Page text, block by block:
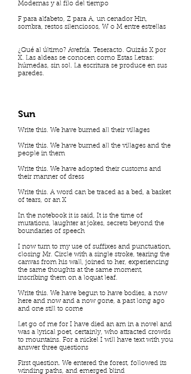
Modernas y al filo del tiempo
F para alfabeto, Z para A, un cenador Hin,
sombra, restos silenciosos, W o M entre estrellas
¿Qué al último? Avefría. Teseracto. Quizás X por
X. Las aldeas se conocen como Estas Letras:
húmedas, sin sol. La escritura se produce en sus
paredes.
Sun
Write this. We have burned all their villages
Write this. We have burned all the villages and the
people in them
Write this. We have adopted their customs and
their manner of dress
Write this. A word can be traced as a bed, a basket
of tears, or an X
In the notebook it is said, It is the time of
mutations, laughter at jokes, secrets beyond the
boundaries of speech
I now turn to my use of suffixes and punctuation,
closing Mr. Circle with a single stroke, tearing the
canvas from his wall, joined to her, experiencing
the same thoughts at the same moment,
inscribing them on a loquat leaf.
Write this. We have begun to have bodies, a now
here and now and a now gone, a past long ago
and one still to come
Let go of me for I have died an am in a novel and
was a lyrical poet, certainly, who attracted crowds
to mountains. For a nickel I will have text with you
answer three questions
First question. We entered the forest, followed its
winding paths, and emerged blind